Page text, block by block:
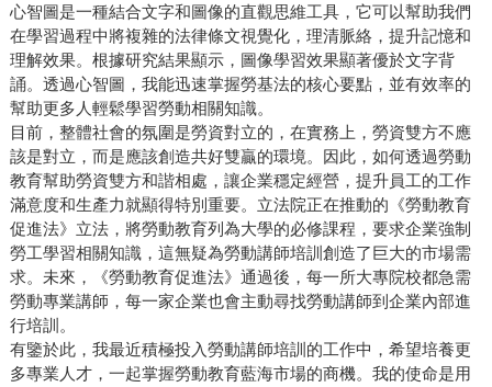
心智圖是一種結合文字和圖像的直觀思維工具，它可以幫助我們
在學習過程中將複雜的法律條文視覺化，理清脈絡，提升記憶和
理解效果。根據研究結果顯示，圖像學習效果顯著優於文字背
誦。透過心智圖，我能迅速掌握勞基法的核心要點，並有效率的
幫助更多人輕鬆學習勞動相關知識。
目前，整體社會的氛圍是勞資對立的，在實務上，勞資雙方不應
該是對立，而是應該創造共好雙贏的環境。因此，如何透過勞動
教育幫助勞資雙方和諧相處，讓企業穩定經營，提升員工的工作
滿意度和生產力就顯得特別重要。立法院正在推動的《勞動教育
促進法》立法，將勞動教育列為大學的必修課程，要求企業強制
勞工學習相關知識，這無疑為勞動講師培訓創造了巨大的市場需
求。未來，《勞動教育促進法》通過後，每一所大專院校都急需
勞動專業講師，每一家企業也會主動尋找勞動講師到企業內部進
行培訓。
有鑒於此，我最近積極投入勞動講師培訓的工作中，希望培養更
多專業人才，一起掌握勞動教育藍海市場的商機。我的使命是用